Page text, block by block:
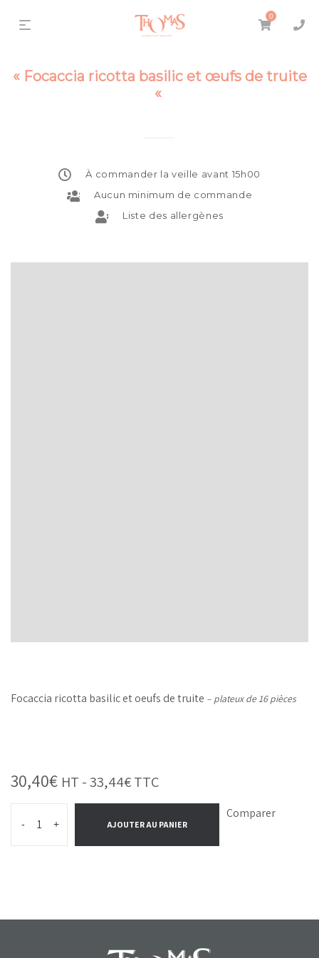
0
« Focaccia ricotta basilic et œufs de truite
«
À commander la veille avant 15h00
Aucun minimum de commande
Liste des allergènes
Focaccia ricotta basilic et oeufs de truite – plateux de 16pièces
30,40€ HT -33,44€TTC
- + AJOUTER AU PANIER
Comparer